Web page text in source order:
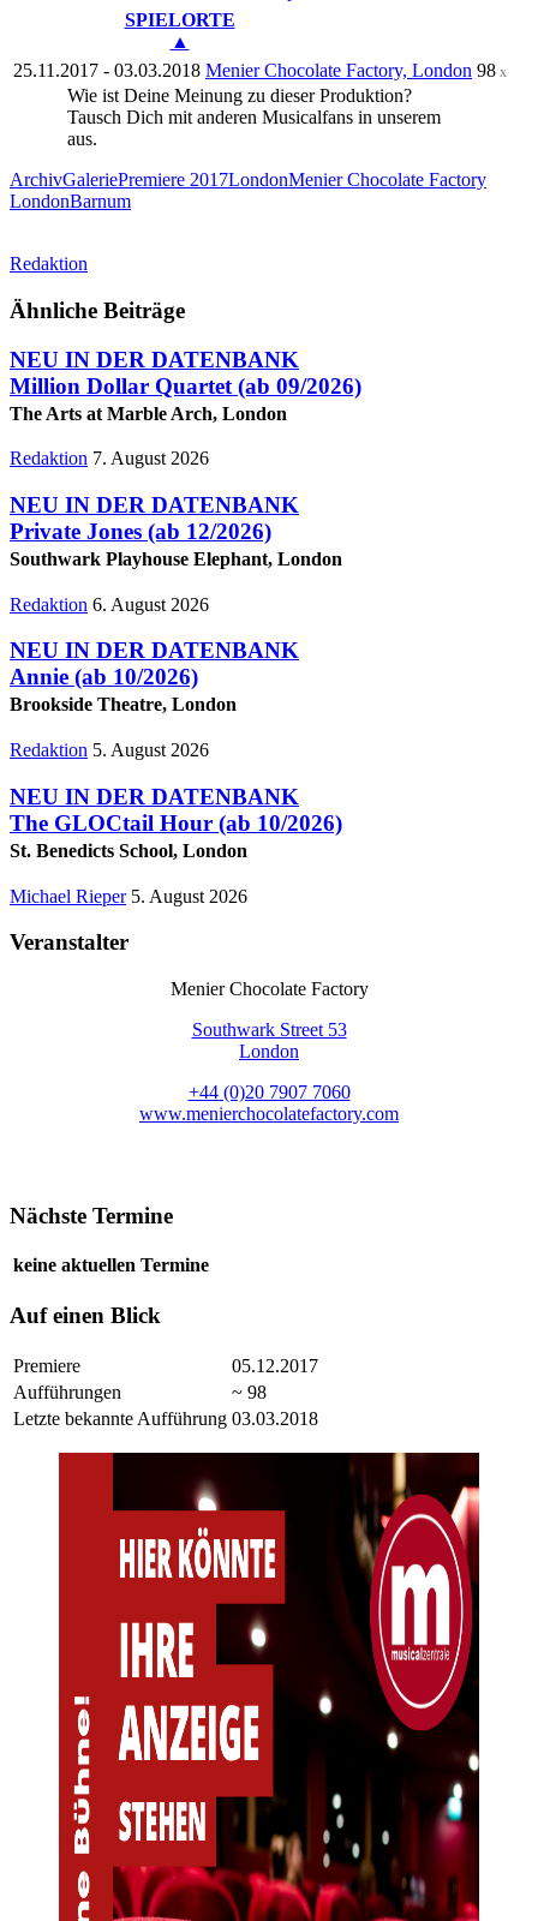
SPIELORTE
▲
25.11.2017 - 03.03.2018 Menier Chocolate Factory, London 98 x
Wie ist Deine Meinung zu dieser Produktion?
Tausch Dich mit anderen Musicalfans in unserem
aus.
ArchivGaleriePremiere 2017LondonMenier Chocolate Factory
LondonBarnum
Redaktion
Ähnliche Beiträge
NEU IN DER DATENBANK
Million Dollar Quartet (ab 09/2026)
The Arts at Marble Arch, London
Redaktion 7. August 2026
NEU IN DER DATENBANK
Private Jones (ab 12/2026)
Southwark Playhouse Elephant, London
Redaktion 6. August 2026
NEU IN DER DATENBANK
Annie (ab 10/2026)
Brookside Theatre, London
Redaktion 5. August 2026
NEU IN DER DATENBANK
The GLOCtail Hour (ab 10/2026)
St. Benedicts School, London
Michael Rieper 5. August 2026
Veranstalter
Menier Chocolate Factory
Southwark Street 53
London
+44 (0)20 7907 7060
www.menierchocolatefactory.com
Nächste Termine
keine aktuellen Termine
Auf einen Blick
Premiere
05.12.2017
Aufführungen
~ 98
Letzte bekannte Aufführung 03.03.2018